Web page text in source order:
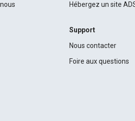
Hébergez un site
Support
Nous contacter
Foire aux questions